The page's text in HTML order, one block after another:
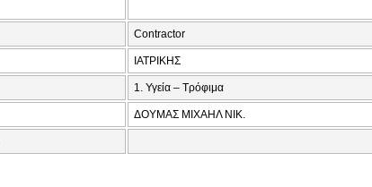
Contractor
ΙΑΤΡΙΚΗΣ
1. Υγεία – Τρόφιμα
ΔΟΥΜΑΣ ΜΙΧΑΗΛ ΝΙΚ.